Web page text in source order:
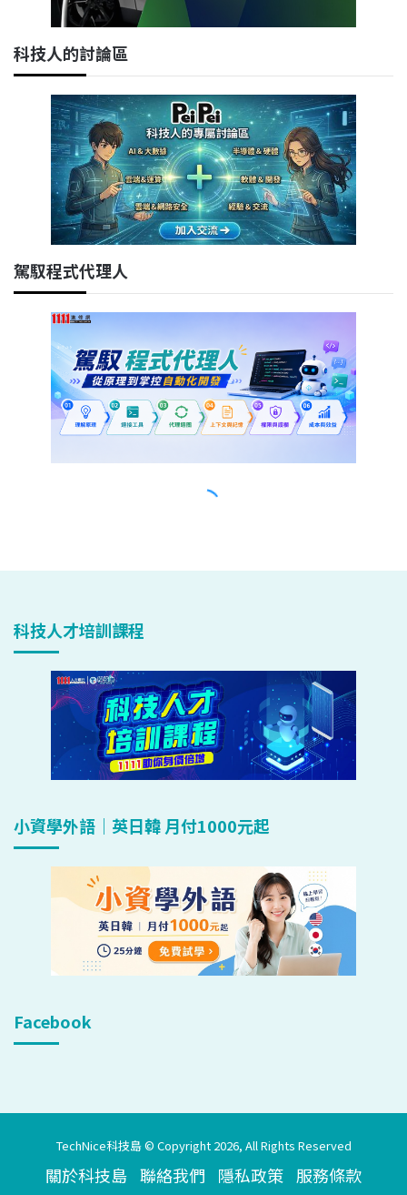
科技人才培訓課程
小資學外語｜英日韓 月付1000元起
Facebook
TechNice科技島 © Copyright 2026, All Rights Reserved
關於科技島 聯絡我們 隱私政策 服務條款